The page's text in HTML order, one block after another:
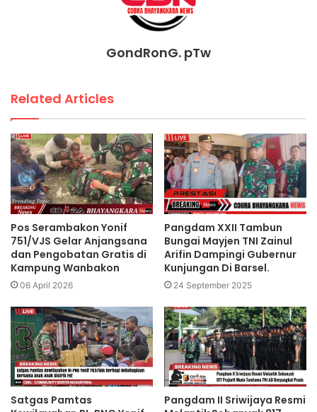
GondRonG. pTw
Related Articles
Pos Serambakon Yonif
751/VJS Gelar Anjangsana
dan Pengobatan Gratis di
Kampung Wanbakon
06 April 2026
Pangdam XXII Tambun
Bungai Mayjen TNI Zainul
Arifin Dampingi Gubernur
Kunjungan Di Barsel.
24 September 2025
Satgas Pamtas
Pangdam II Sriwijaya Resmi